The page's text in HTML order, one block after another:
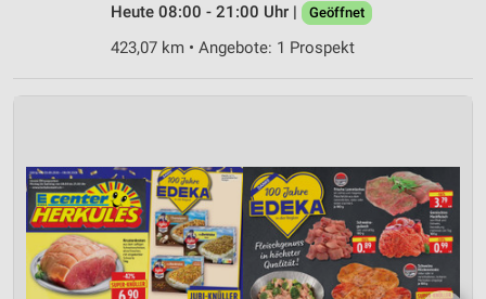
Heute 08:00 - 21:00 Uhr |
Geöffnet
423,07 km • Angebote: 1 Prospekt